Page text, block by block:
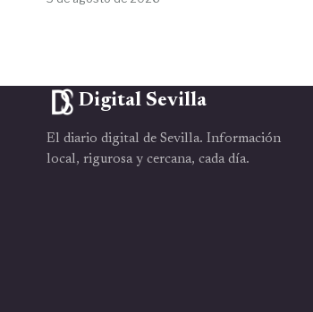
Digital Sevilla
El diario digital de Sevilla. Información
local, rigurosa y cercana, cada día.